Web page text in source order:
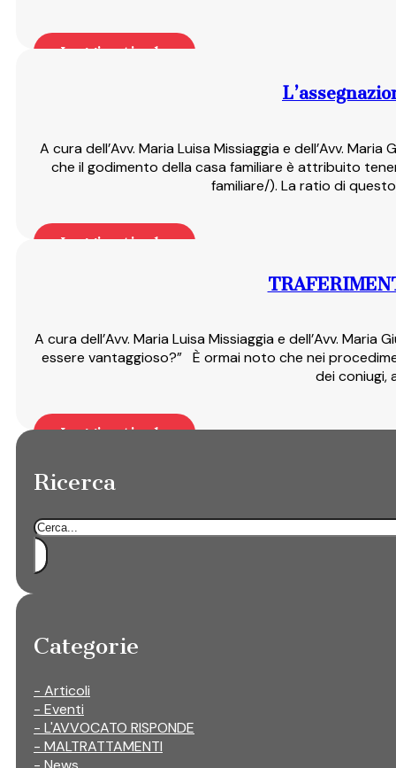
Leggi articolo
A cura dell’Avv. Maria Luisa Missiaggia e dell’Avv.
che il godimento della casa familiare è attribuito
familiare/). La ratio di
Leggi articolo
A cura dell’Avv. Maria Luisa Missiaggia e dell’Avv.
essere vantaggioso?” È ormai noto che nei
dei coniugi,
Leggi articolo
Ricerca
Cerca
Categorie
- Articoli
- Eventi
- L'AVVOCATO RISPONDE
- MALTRATTAMENTI